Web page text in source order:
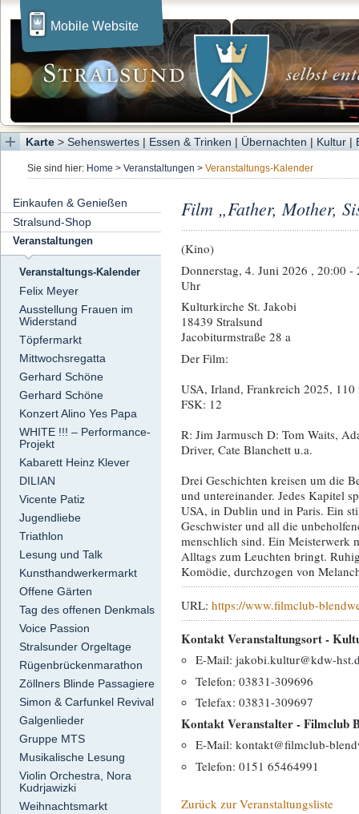
Mobile Website
Karte > Sehenswertes | Essen & Trinken | Übernachten | Kultur |
Sie sind hier: Home > Veranstaltungen > Veranstaltungs-Kalender
Einkaufen & Genießen
Stralsund-Shop
Veranstaltungen
Veranstaltungs-Kalender
Felix Meyer
Ausstellung Frauen im
Widerstand
Töpfermarkt
Mittwochsregatta
Gerhard Schöne
Gerhard Schöne
Konzert Alino Yes Papa
WHITE !!! – Performance-
Projekt
Kabarett Heinz Klever
DILIAN
Vicente Patiz
Jugendliebe
Triathlon
Lesung und Talk
Kunsthandwerkermarkt
Offene Gärten
Tag des offenen Denkmals
Voice Passion
Stralsunder Orgeltage
Rügenbrückenmarathon
Zöllners Blinde Passagiere
Simon & Carfunkel Revival
Galgenlieder
Gruppe MTS
Musikalische Lesung
Violin Orchestra, Nora
Kudrjawizki
Weihnachtsmarkt
Film „Father, Mother,
(Kino)
Donnerstag, 4. Juni 2026 , 20:00 -
Uhr
Kulturkirche St. Jakobi
18439 Stralsund
Jacobiturmstraße 28 a
Der Film:
USA, Irland, Frankreich 2025, 110
FSK: 12
R: Jim Jarmusch D: Tom Waits,
Driver, Cate Blanchett u.a.
Drei Geschichten kreisen um die
und untereinander. Jedes Kapitel
USA, in Dublin und in Paris. Ein
Geschwister und all die
menschlich sind. Ein Meisterwerk
Alltags zum Leuchten bringt.
Komödie, durchzogen von
URL: https://www.filmclub-
Kontakt Veranstaltungsort -
E-Mail: jakobi.kultur@kdw-
Telefon: 03831-309696
Telefax: 03831-309697
Kontakt Veranstalter - Filmclub
E-Mail: kontakt@filmclub-
Telefon: 0151 65464991
Zurück zur Veranstaltungsliste